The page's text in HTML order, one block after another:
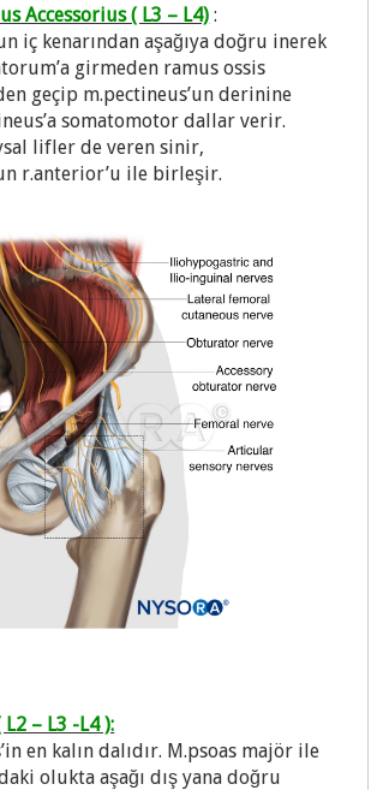
Accessorius ( L3 – L4) :
iç kenarından aşağıya doğru inerek
girmeden ramus ossis
geçip m.pectineus’un derinine
somatomotor dallar verir.
lifler de veren sinir,
r.anterior’u ile birleşir.
– L3 -L4 ):
en kalın dalıdır. M.psoas majör ile
olukta aşağı dış yana doğru